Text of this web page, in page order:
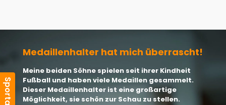
Medaillenhalter hat mich überrascht!
Meine beiden Söhne spielen seit ihrer Kindheit
Fußball und haben viele Medaillen gesammelt.
Dieser Medaillenhalter ist eine großartige
Möglichkeit, sie schön zur Schau zu stellen.